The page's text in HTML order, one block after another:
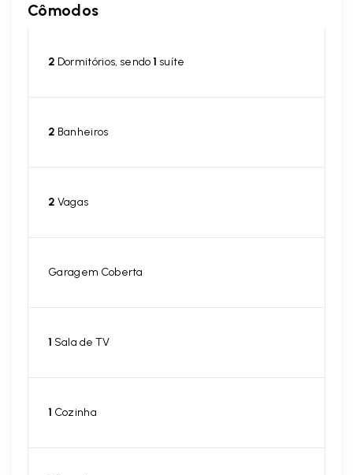
Cômodos
2 Dormitórios, sendo1 suíte
2 Banheiros
2 Vagas
Garagem Coberta
1 Sala de TV
1 Cozinha